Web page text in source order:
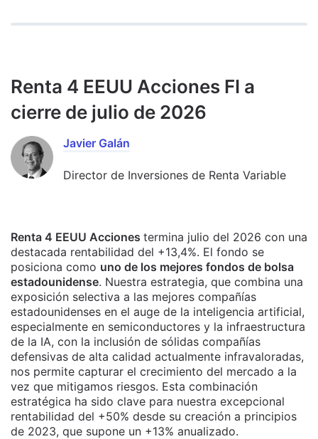
Renta 4 EEUU Acciones FI a
cierre de julio de 2026
Javier Galán
Director de Inversiones de Renta Variable
Renta 4 EEUU Acciones termina julio del 2026 con una
destacada rentabilidad del +13,4%. El fondo se
posiciona como uno de los mejores fondos de bolsa
estadounidense. Nuestra estrategia, que combina una
exposición selectiva a las mejores compañías
estadounidenses en el auge de la inteligencia artificial,
especialmente en semiconductores y la infraestructura
de la IA, con la inclusión de sólidas compañías
defensivas de alta calidad actualmente infravaloradas,
nos permite capturar el crecimiento del mercado a la
vez que mitigamos riesgos. Esta combinación
estratégica ha sido clave para nuestra excepcional
rentabilidad del +50% desde su creación a principios
de 2023, que supone un +13% anualizado.